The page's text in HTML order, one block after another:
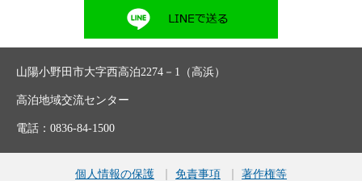
山陽小野田市大字西高泊2274－1（高浜）
高泊地域交流センター
電話：0836-84-1500
個人情報の保護 免責事項
著作権等